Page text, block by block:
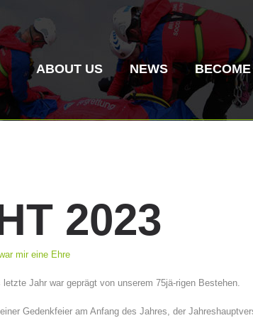
ABOUT US
Association History
NEWS
ITAT
2023
mir eine Ehre
letzte Jahr war geprägt von unserem 75jä-rigen Bestehen.
Gedenkfeier am Anfang des Jahres, der